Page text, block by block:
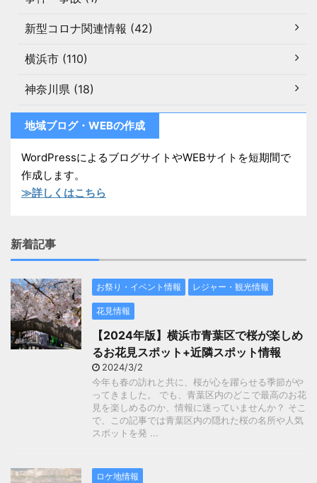
新型コロナ関連情報 (42)
横浜市 (110)
神奈川県 (18)
地域ブログ・WEBの作成
WordPressによるブログサイトやWEBサイトを短期間で
作成します。
≫詳しくはこちら
新着記事
お祭り・イベント情報 レジャー・観光情報
花見情報
【2024年版】横浜市青葉区で桜が楽しめ
るお花見スポット+近隣スポット情報
2024/3/2
今年も春の訪れと共に、桜が心を躍らせる季節がや
ってきました。 でも、青葉区内のどこで最高のお花
見を楽しめるのか、情報に迷っていませんか？ そこ
で、この記事では青葉区内の隠れた桜の名所や人気
スポットを発 ...
ロケ地情報